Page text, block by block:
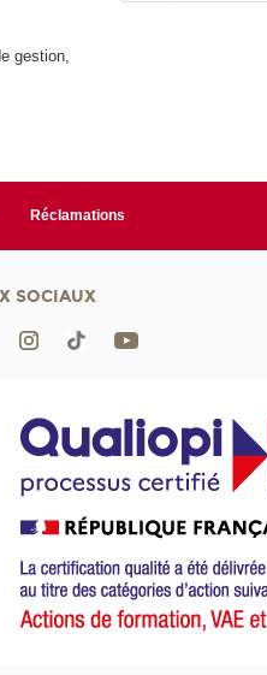
gestion,
Réclamations
SOCIAUX